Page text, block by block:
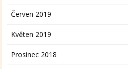
Červen 2019
Květen 2019
Prosinec 2018